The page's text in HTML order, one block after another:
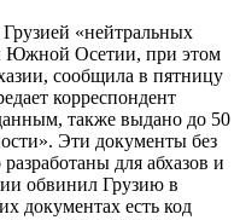
«нейтральных
Южной Осетии, при этом
сообщила в пятницу
корреспондент
также выдано до 50
Эти документы без
для абхазов и
обвинил Грузию в
документах есть код